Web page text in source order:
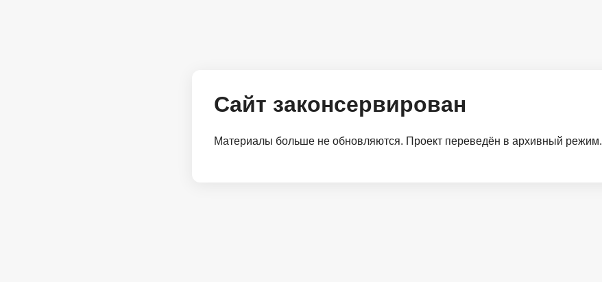
Сайт законсервирован
Материалы больше не обновляются. Проект переведён в архивный режим.